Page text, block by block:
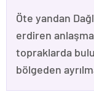
Öte yandan
erdiren
topraklarda
bölgeden